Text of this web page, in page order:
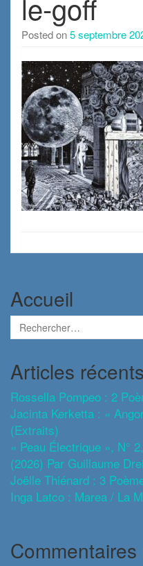
le-goff
Posted on5 septembre
Accueil
Articles récents
Rossella Pompeo : 2
Jacinta Kerketta : «
(extraits)
« Peau Électrique », N°
(2026) Par Guillaume
Joëlle Thiénard : 3
Inga Latco : Marea / La